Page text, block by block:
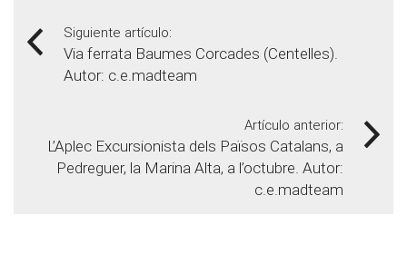
Siguiente artículo:
Via ferrata Baumes Corcades (Centelles).
Autor: c.e.madteam
Artículo anterior:
L’Aplec Excursionista dels Països Catalans, a
Pedreguer, la Marina Alta, a l’octubre. Autor:
c.e.madteam